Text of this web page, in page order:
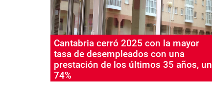
Cantabria cerró 2025 con la mayor
tasa de desempleados con una
prestación de los últimos 35 años, un
74%